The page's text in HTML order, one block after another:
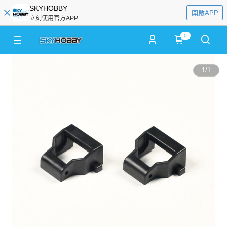
SKYHOBBY
立刻使用官方APP
開啟APP
0
1/1